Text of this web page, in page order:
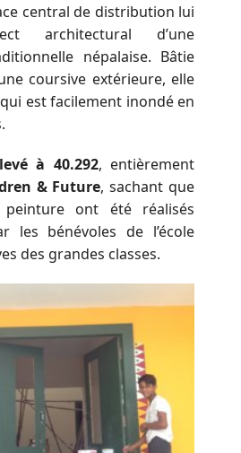
central de distribution lui
architectural d’une
népalaise. Bâtie
coursive extérieure, elle
est facilement inondé en
à 40.292, entièrement
& Future, sachant que
ont été réalisés
les bénévoles de l’école
des grandes classes.